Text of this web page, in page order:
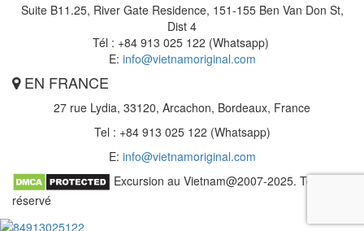
Suite B11.25, River Gate Residence, 151-155 Ben Van Don St,
Dist 4
Tél : +84 913 025 122 (Whatsapp)
E: info@vietnamoriginal.com
EN FRANCE
27 rue Lydia, 33120, Arcachon, Bordeaux, France
Tel : +84 913 025 122 (Whatsapp)
E: info@vietnamoriginal.com
Excursion au Vietnam@2007-2025. Tout droit
réservé